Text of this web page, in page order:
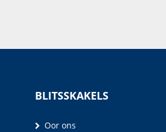
BLITSSKAKELS
Oor ons